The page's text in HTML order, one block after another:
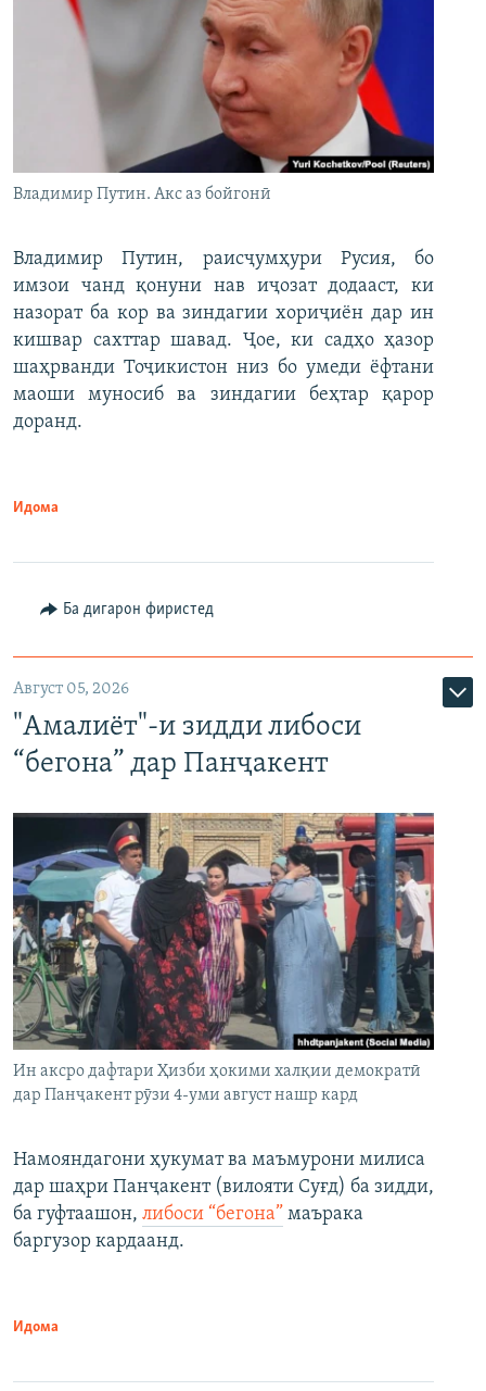
Владимир Путин. Акс аз бойгонӣ
Владимир Путин, раисҷумҳури Русия, бо
имзои чанд қонуни нав иҷозат додааст, ки
назорат ба кор ва зиндагии хориҷиён дар ин
кишвар сахттар шавад. Ҷое, ки садҳо ҳазор
шаҳрванди Тоҷикистон низ бо умеди ёфтани
маоши муносиб ва зиндагии беҳтар қарор
доранд.
Идома
Ба дигарон фиристед
Август 05, 2026
"Амалиёт"-и зидди либоси
“бегона” дар Панҷакент
Ин аксро дафтари Ҳизби ҳокими халқии демократӣ
дар Панҷакент рӯзи 4-уми август нашр кард
Намояндагони ҳукумат ва маъмурони милиса
дар шаҳри Панҷакент (вилояти Суғд) ба зидди,
ба гуфтаашон, либоси “бегона” маърака
баргузор кардаанд.
Идома